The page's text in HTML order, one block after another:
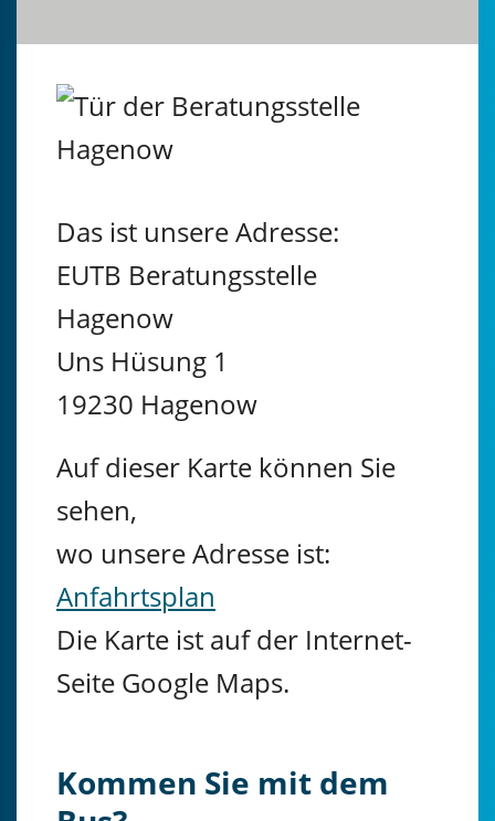
Das ist unsere Adresse:
EUTB Beratungsstelle
Hagenow
Uns Hüsung 1
19230 Hagenow
Auf dieser Karte können Sie
sehen,
wo unsere Adresse ist:
Anfahrtsplan
Die Karte ist auf der Internet-
Seite Google Maps.
Kommen Sie mit dem